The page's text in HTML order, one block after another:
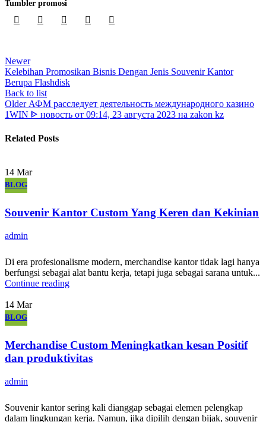
Tumbler promosi
Newer
Kelebihan Promosikan Bisnis Dengan Jenis Souvenir Kantor
Berupa Flashdisk
Back to list
Older АФМ расследует деятельность международного казино
1WIN ᐈ новость от 09:14, 23 августа 2023 на zakon kz
Related Posts
14 Mar
BLOG
Souvenir Kantor Custom Yang Keren dan Kekinian
admin
Di era profesionalisme modern, merchandise kantor tidak lagi hanya
berfungsi sebagai alat bantu kerja, tetapi juga sebagai sarana untuk...
Continue reading
14 Mar
BLOG
Merchandise Custom Meningkatkan kesan Positif
dan produktivitas
admin
Souvenir kantor sering kali dianggap sebagai elemen pelengkap
dalam lingkungan kerja. Namun, jika dipilih dengan bijak, souvenir